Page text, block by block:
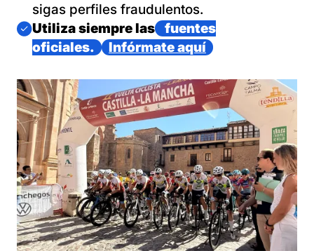
sigas perfiles fraudulentos.
Imagen
Utiliza siempre las
fuentes
oficiales.
Infórmate aquí